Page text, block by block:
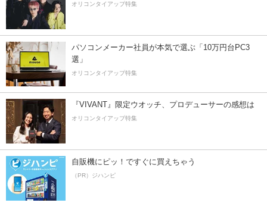
オリコンタイアップ特集
パソコンメーカー社員が本気で選ぶ「10万円台PC3
選」
オリコンタイアップ特集
『VIVANT』限定ウオッチ、プロデューサーの感想は
オリコンタイアップ特集
自販機にピッ！ですぐに買えちゃう
（PR）ジハンピ